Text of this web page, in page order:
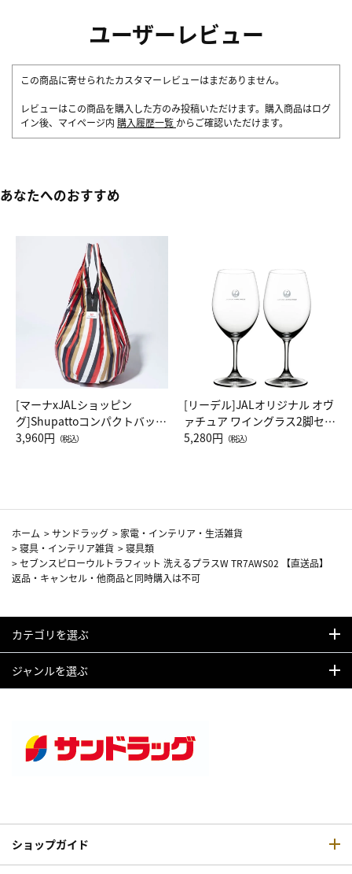
ユーザーレビュー
この商品に寄せられたカスタマーレビューはまだありません。
レビューはこの商品を購入した方のみ投稿いただけます。購入商品はログ
イン後、マイページ内 購入履歴一覧 からご確認いただけます。
あなたへのおすすめ
[マーナxJALショッピン
グ]Shupattoコンパクトバッグ
Drop JAL客室乗務員（LC）ス
3,960円 （税込）
[リーデル]JALオリジナル オヴ
ァチュア ワイングラス2脚セッ
ト（レッドワイン）
5,280円 （税込）
ホーム >サンドラッグ > 家電・インテリア・生活雑貨
>寝具・インテリア雑貨 >寝具類
>セブンスピローウルトラフィット 洗えるプラスW TR7AWS02 【直送品】
返品・キャンセル・他商品と同時購入は不可
カテゴリを選ぶ
ジャンルを選ぶ
ショップガイド